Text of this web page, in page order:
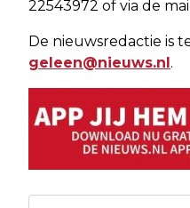
22543972 of via de
De nieuwsredactie is
geleen@nieuws.nl.